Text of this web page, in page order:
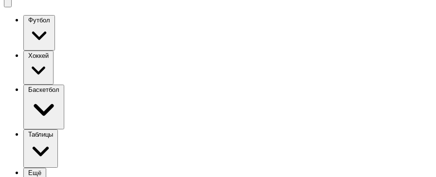
Футбол
Хоккей
Баскетбол
Таблицы
Ещё